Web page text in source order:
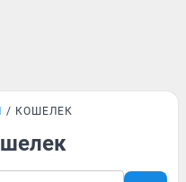
КОШЕЛЕК